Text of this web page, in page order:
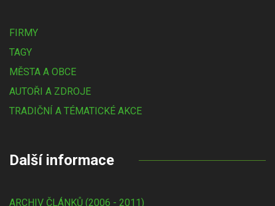
FIRMY
TAGY
MĚSTA A OBCE
AUTOŘI A ZDROJE
TRADIČNÍ A TÉMATICKÉ AKCE
Další informace
ARCHIV ČLÁNKŮ (2006 - 2011)